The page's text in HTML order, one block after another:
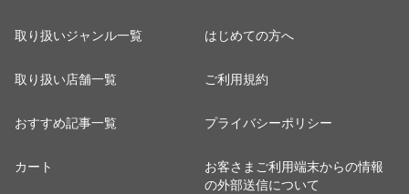
取り扱いジャンル一覧
取り扱い店舗一覧
おすすめ記事一覧
カート
はじめての方へ
ご利用規約
プライバシーポリシー
お客さまご利用端末からの情報
の外部送信について